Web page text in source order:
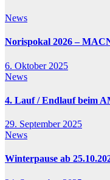
News
Norispokal 2026 –
6. Oktober 2025
News
4. Lauf / Endlauf beim
29. September 2025
News
Winterpause ab